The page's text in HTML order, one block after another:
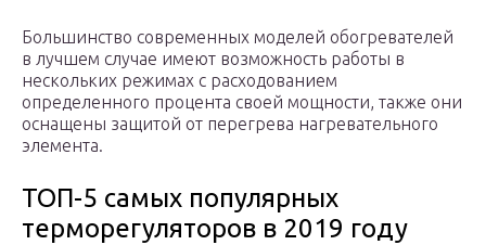
Большинство современных моделей обогревателей
в лучшем случае имеют возможность работы в
нескольких режимах с расходованием
определенного процента своей мощности, также они
оснащены защитой от перегрева нагревательного
элемента.
ТОП-5 самых популярных
терморегуляторов в 2019 году